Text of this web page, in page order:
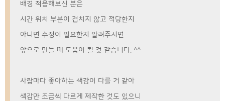
배경 적용해보신 분은
시간 위치 부분이 겹치지 않고 적당한지
아니면 수정이 필요한지 알려주시면
앞으로 만들 때 도움이 될 것 같습니다. ^^
사람마다 좋아하는 색감이 다를 거 같아
색감만 조금씩 다르게 제작한 것도 있으니